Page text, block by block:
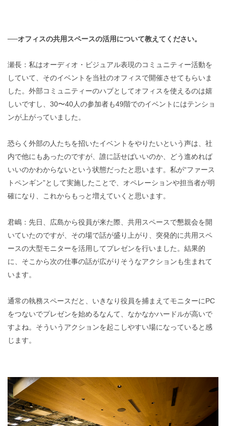
──オフィスの共用スペースの活用について教えてください。
瀬長：私はオーディオ・ビジュアル表現のコミュニティー活動を
していて、そのイベントを当社のオフィスで開催させてもらいま
した。外部コミュニティーのハブとしてオフィスを使えるのは嬉
しいですし、30〜40人の参加者も49階でのイベントにはテンショ
ンが上がっていました。
恐らく外部の人たちを招いたイベントをやりたいという声は、社
内で他にもあったのですが、誰に話せばいいのか、どう進めれば
いいのかわからないという状態だったと思います。私が“ファース
トペンギン”として実施したことで、オペレーションや担当者が明
確になり、これからもっと増えていくと思います。
君嶋：先日、広島から役員が来た際、共用スペースで懇親会を開
いていたのですが、その場で話が盛り上がり、突発的に共用スペ
ースの大型モニターを活用してプレゼンを行いました。結果的
に、そこから次の仕事の話が広がりそうなアクションも生まれて
います。
通常の執務スペースだと、いきなり役員を捕まえてモニターにPC
をつないでプレゼンを始めるなんて、なかなかハードルが高いで
すよね。そういうアクションを起こしやすい場になっていると感
じます。